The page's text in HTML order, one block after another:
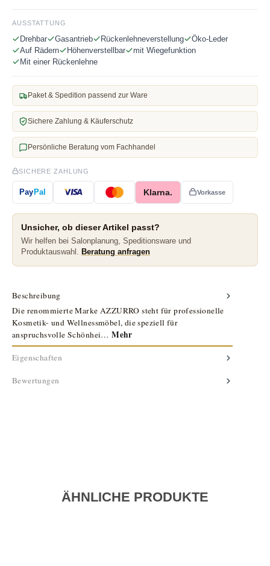
AUSSTATTUNG
Drehbar Gasantrieb Rückenlehneverstellung
Öko-Leder
Auf Rädern
Höhenverstellbar
mit Wiegefunktion
Mit einer Rückenlehne
Paket & Spedition passend zur Ware
Sichere Zahlung & Käuferschutz
Persönliche Beratung vom Fachhandel
SICHERE ZAHLUNG
PayPal Klarna. Vorkasse
Unsicher, ob dieser Artikel passt?
Wir helfen bei Salonplanung, Speditionsware und
Produktauswahl.
Beratung anfragen
Beschreibung
Die renommierte Marke AZZURRO steht für professionelle
Kosmetik- und Wellnessmöbel, die speziell für
anspruchsvolle Schönhei…Mehr
Eigenschaften
Bewertungen
ÄHNLICHE PRODUKTE